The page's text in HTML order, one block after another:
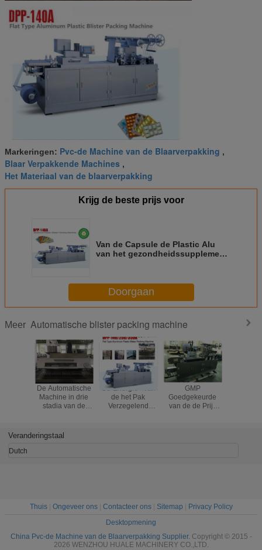
Markeringen: Pvc-de Machine van de Blaarverpakking ,
Blaar Verpakkende Machines ,
Het Materiaal van de blaarverpakking
Krijg de beste prijs voor
Van de Capsule de Plastic Alu
van het gezondheidssupplement
Doorgaan
Meer Automatische blister packing machine
De Automatische
Machine in drie
stadia van de
Partijenproduct
van Laboratorium
Ce-Energie - van
de het Pak
Verzegelend
GMP
Goedgekeurde
van de de Prijs
Veranderingstaal
Dutch
Thuis| Ongeveer ons| Contacteer ons| Sitemap
Privacy Policy
Desktopmening
China Pvc-de Machine van de Blaarverpakking Supplier. Copyright © 2015 -
2026 WENZHOU HUALE MACHINERY CO.,LTD.